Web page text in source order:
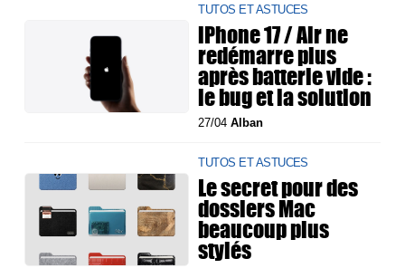
TUTOS ET ASTUCES
iPhone 17 / Air ne
redémarre plus
après batterie vide :
le bug et la solution
27/04Alban
TUTOS ET ASTUCES
Le secret pour des
dossiers Mac
beaucoup plus
stylés